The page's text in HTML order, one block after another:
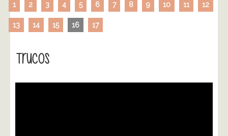
1 2 3 4 5 6 7 8 9 10 11 12
13 14 15 16 17
Trucos